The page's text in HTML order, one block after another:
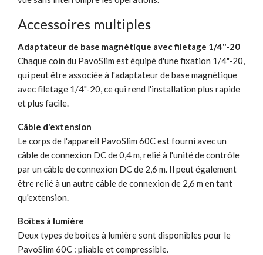
Accessoires multiples
Adaptateur de base magnétique avec filetage 1/4"-20
Chaque coin du PavoSlim est équipé d'une fixation 1/4"-20,
qui peut être associée à l'adaptateur de base magnétique
avec filetage 1/4"-20, ce qui rend l'installation plus rapide
et plus facile.
Câble d'extension
Le corps de l'appareil PavoSlim 60C est fourni avec un
câble de connexion DC de 0,4 m, relié à l'unité de contrôle
par un câble de connexion DC de 2,6 m. Il peut également
être relié à un autre câble de connexion de 2,6 m en tant
qu'extension.
Boîtes à lumière
Deux types de boîtes à lumière sont disponibles pour le
PavoSlim 60C : pliable et compressible.